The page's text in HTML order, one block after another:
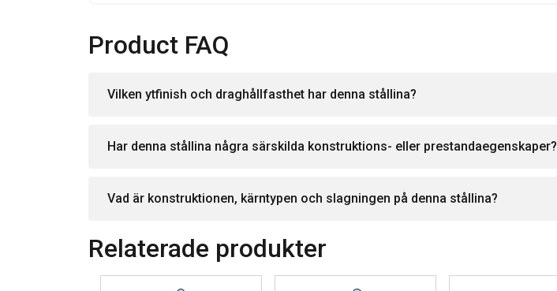
Product FAQ
Vilken ytfinish och draghållfasthet har denna stållina?
Har denna stållina några särskilda konstruktions- eller prestandaegenskaper?
Vad är konstruktionen, kärntypen och slagningen på denna stållina?
Relaterade produkter